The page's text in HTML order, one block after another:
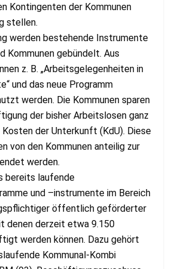
Kontingenten der Kommunen
stellen.
werden bestehende Instrumente
Kommunen gebündelt. Aus
z. B. „Arbeitsgelegenheiten in
und das neue Programm
werden. Die Kommunen sparen
der bisher Arbeitslosen ganz
der Unterkunft (KdU). Diese
von den Kommunen anteilig zur
werden.
bereits laufende
und –instrumente im Bereich
öffentlich geförderter
denen derzeit etwa 9.150
werden können. Dazu gehört
Kommunal-Kombi